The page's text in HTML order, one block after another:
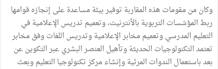
وكان من مقومات هذه المقاربة توفير بيئة مساعدة على إنجازه قوامها
ربط المؤسّسات التربوية بالأنترنيت، وتعميم تدريس الإعلامية في
التعليم المدرسي وتعميم مخابر الإعلامية وتدريس اللغات وفق مخابر
تعتمد التكنولوجيات الحديثة وتأهيل العنصر البشري عبر التكوين عن
بعد باستعمال الندوات المرئية وإنشاء مركز تكنولوجيا التعليم وبعث